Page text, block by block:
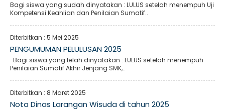
Bagi siswa yang sudah dinyatakan : LULUS setelah menempuh Uji
Kompetensi Keahlian dan Penilaian Sumatif..
Diterbitkan : 5 Mei 2025
PENGUMUMAN PELULUSAN 2025
Bagi siswa yang telah dinyatakan : LULUS setelah menempuh
Penilaian Sumatif Akhir Jenjang SMK,..
Diterbitkan : 8 Maret 2025
Nota Dinas Larangan Wisuda di tahun 2025